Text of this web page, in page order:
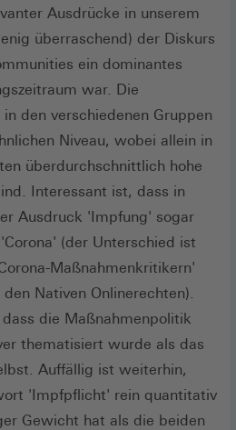
mit unterschiedlicher
kommt typischerweise
Ausdruck die
politischen Inhalte oder Ziele
passend oder prägnant
auch vorkommen, dass
politische Gegner oder ihre
diskreditiert werden, häufig
werden. Je weiter
Community steht, desto
Ausdruck in dieser
Informationen zu den
Communities und wie diese
sich auf derÜbersicht zur
Ausdrücke in unserem
überraschend) der Diskurs
ein dominantes
war. Die
den verschiedenen Gruppen
Niveau, wobei allein in
überdurchschnittlich hohe
Interessant ist, dass in
Ausdruck 'Impfung' sogar
(der Unterschied ist
Maßnahmenkritikern'
Nativen Onlinerechten).
die Maßnahmenpolitik
thematisiert wurde als das
Auffällig ist weiterhin,
'Impfpflicht' rein quantitativ
Gewicht hat als die beiden